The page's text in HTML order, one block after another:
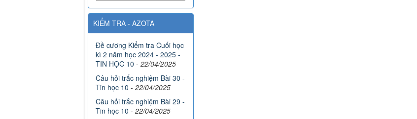
KIỂM TRA - AZOTA
Đề cương Kiểm tra Cuối học
kì 2 năm học 2024 - 2025 -
TIN HỌC 10 - 22/04/2025
Câu hỏi trắc nghiệm Bài 30 -
Tin học 10 - 22/04/2025
Câu hỏi trắc nghiệm Bài 29 -
Tin học 10 - 22/04/2025